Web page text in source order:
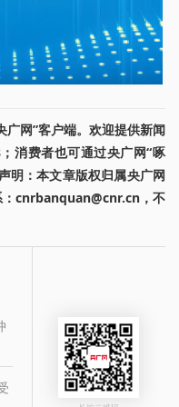
广网”客户端。欢迎提供新闻
消费者也可通过央广网“啄
明：本文章版权归属央广网
：cnrbanquan@cnr.cn，不